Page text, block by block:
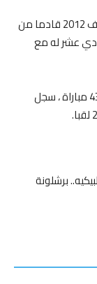
وانضم مودريتش (36 عاما) إلى ريال مدريد في صيف 2012 قادما من
الحادي عشر له مع
يشار إلى أن مودريتش شارك مع ريال مدريد في 436 مباراة ، سجل
برشلونة